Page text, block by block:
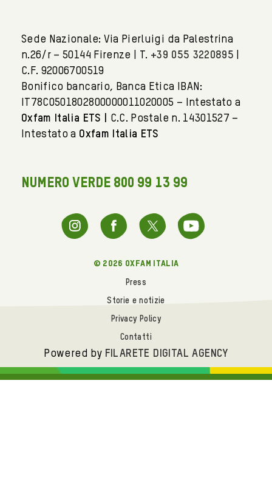
Sede Nazionale: Via Pierluigi da Palestrina
n.26/r – 50144 Firenze | T. +39 055 3220895
C.F. 92006700519
Bonifico bancario, Banca Etica IBAN:
IT78C0501802800000011020005 – Intestato a
Oxfam Italia ETS | C.C. Postale n. 14301527 –
Intestato a Oxfam Italia ETS
NUMERO VERDE 800 99 13 99
© 2026 oxfam italia
Press
Storie e notizie
Privacy Policy
Contatti
Powered by FILARETE DIGITAL AGENCY